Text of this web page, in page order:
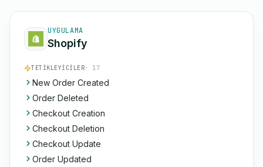
UYGULAMA
Shopify
TETIKLEYICILER· 17
New Order Created
Order Deleted
Checkout Creation
Checkout Deletion
Checkout Update
Order Updated